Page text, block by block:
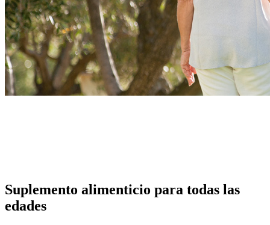
Suplemento alimenticio para todas las
edades